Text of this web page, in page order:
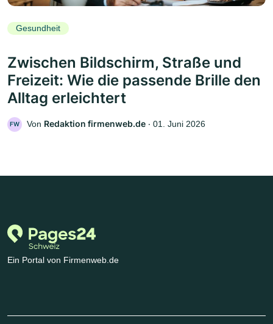
Gesundheit
Zwischen Bildschirm, Straße und
Freizeit: Wie die passende Brille den
Alltag erleichtert
FW Von Redaktion firmenweb.de ‧ 01. Juni 2026
Ein Portal von Firmenweb.de